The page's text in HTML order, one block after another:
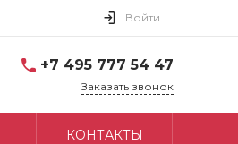
Войти
+7 495 777 54 47
Заказать звонок
КОНТАКТЫ